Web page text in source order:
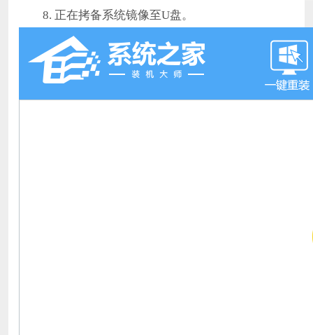
8. 正在拷备系统镜像至U盘。